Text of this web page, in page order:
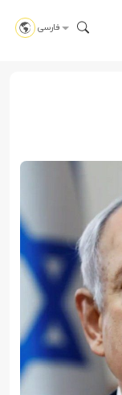
فارسی